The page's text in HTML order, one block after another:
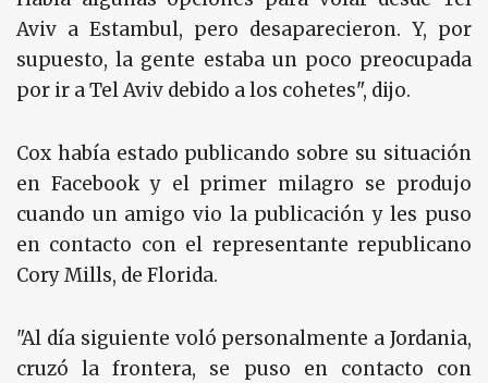
Aviv a Estambul, pero desaparecieron. Y, por
supuesto, la gente estaba un poco preocupada
por ir a Tel Aviv debido a los cohetes", dijo.
Cox había estado publicando sobre su situación
en Facebook y el primer milagro se produjo
cuando un amigo vio la publicación y les puso
en contacto con el representante republicano
Cory Mills, de Florida.
"Al día siguiente voló personalmente a Jordania,
cruzó la frontera, se puso en contacto con